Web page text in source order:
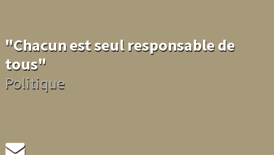
"Chacun est seul responsable de
tous"
Politique